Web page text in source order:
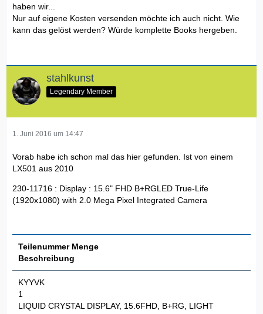
haben wir...
Nur auf eigene Kosten versenden möchte ich auch nicht. Wie
kann das gelöst werden? Würde komplette Books hergeben.
stahlkunst
Legendary Member
1. Juni 2016 um 14:47
Vorab habe ich schon mal das hier gefunden. Ist von einem
LX501 aus 2010
230-11716 : Display : 15.6" FHD B+RGLED True-Life
(1920x1080) with 2.0 Mega Pixel Integrated Camera
Teilenummer Menge
Beschreibung
KYYVK
1
LIQUID CRYSTAL DISPLAY, 15.6FHD, B+RG, LIGHT